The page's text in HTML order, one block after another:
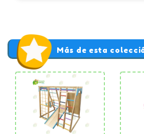
Más de esta